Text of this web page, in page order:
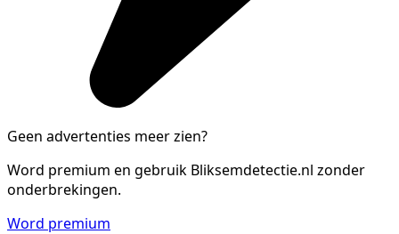
Geen advertenties meer zien?
Word premium en gebruik Bliksemdetectie.nl zonder
onderbrekingen.
Word premium